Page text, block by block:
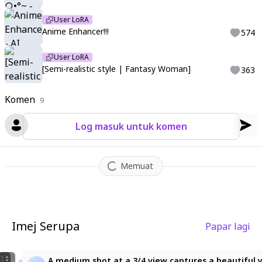
Komen 9
Log masuk untuk komen
Memuat
User LoRA
Anime Enhancer!!! 574
User LoRA
[Semi-realistic style | Fantasy Woman] 363
Imej Serupa Papar lagi